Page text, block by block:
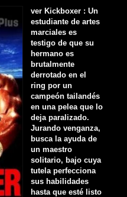
ver Kickboxer : Un
estudiante de artes
marciales es
testigo de que su
hermano es
brutalmente
derrotado en el
ring por un
campeón tailandés
en una pelea que lo
deja paralizado.
Jurando venganza,
busca la ayuda de
un maestro
solitario, bajo cuya
tutela perfecciona
sus habilidades
hasta que esté listo